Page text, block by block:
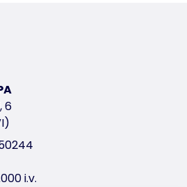
molto fine per proteggere dagli
per una ventilazione ottimale
estraibile
interno
6
i.v.